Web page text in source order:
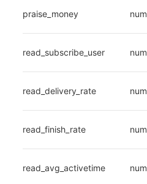
praise_money
read_subscribe_user
read_delivery_rate
read_finish_rate
read_avg_activetime